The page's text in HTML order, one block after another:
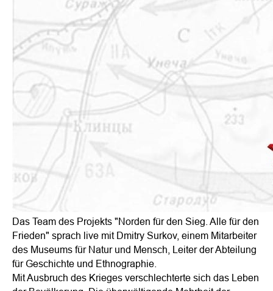
Das Team des Projekts "Norden für den Sieg. Alle für den
Frieden" sprach live mit Dmitry Surkov, einem Mitarbeiter
des Museums für Natur und Mensch, Leiter der Abteilung
für Geschichte und Ethnographie.
Mit Ausbruch des Krieges verschlechterte sich das Leben